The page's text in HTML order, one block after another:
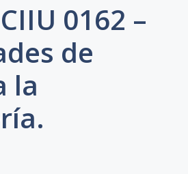
0162 –
de
la